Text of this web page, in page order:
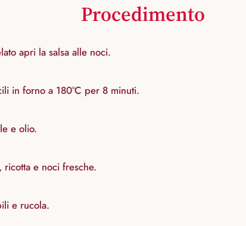
Procedimento
apri la salsa alle noci.
in forno a 180°C per 8 minuti.
e olio.
ricotta e noci fresche.
e rucola.